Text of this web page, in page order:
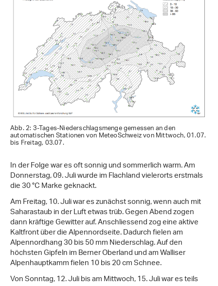
Abb. 2: 3-Tages-Niederschlagsmenge gemessen an den
automatischen Stationen von MeteoSchweiz von Mittwoch, 01.07.
bis Freitag, 03.07.
In der Folge war es oft sonnig und sommerlich warm. Am
Donnerstag, 09. Juli wurde im Flachland vielerorts erstmals
die 30 °C Marke geknackt.
Am Freitag, 10. Juli war es zunächst sonnig, wenn auch mit
Saharastaub in der Luft etwas trüb. Gegen Abend zogen
dann kräftige Gewitter auf. Anschliessend zog eine aktive
Kaltfront über die Alpennordseite. Dadurch fielen am
Alpennordhang 30 bis 50 mm Niederschlag. Auf den
höchsten Gipfeln im Berner Oberland und am Walliser
Alpenhauptkamm fielen 10 bis 20 cm Schnee.
Von Sonntag, 12. Juli bis am Mittwoch, 15. Juli war es teils